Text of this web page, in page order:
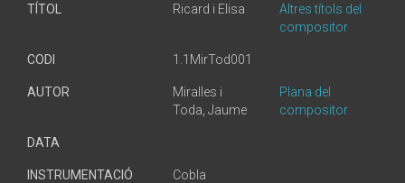
TÍTOL Ricard i Elisa
Altres títols del
compositor
CODI 1.1MirTod001
AUTOR
Miralles i
Toda, Jaume
Plana del
compositor
DATA
INSTRUMENTACIÓ Cobla